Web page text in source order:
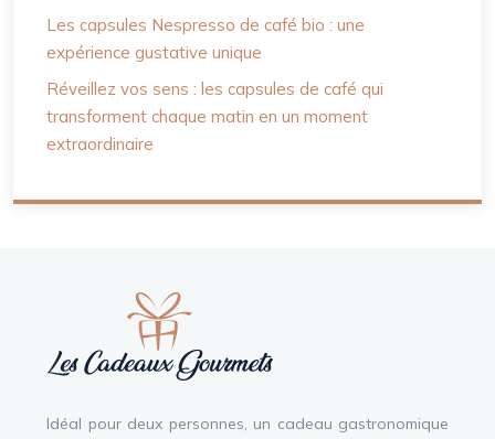
Les capsules Nespresso de café bio : une
expérience gustative unique
Réveillez vos sens : les capsules de café qui
transforment chaque matin en un moment
extraordinaire
Idéal pour deux personnes, un cadeau gastronomique